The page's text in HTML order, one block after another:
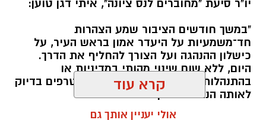
יו"ר סיעת "מחוברים לנס ציונה", איתי דגן טוען:
"במשך חודשים הציבור שמע הצהרות
חד־משמעיות על היעדר אמון בראש העיר, על
כישלון ההנהגה ועל הצורך להחליף את הדרך.
היום, ללא שום שינוי מהותי במדיניות או
בהתנהלות העירייה, אותם אנשים מצטרפים בדיוק
לאותה הנהגה שביקרו בחריפות.
הציבור זכאי לשאול שאלה פשוטה: אם כל מה
קרא עוד
אולי יעניין אותך גם